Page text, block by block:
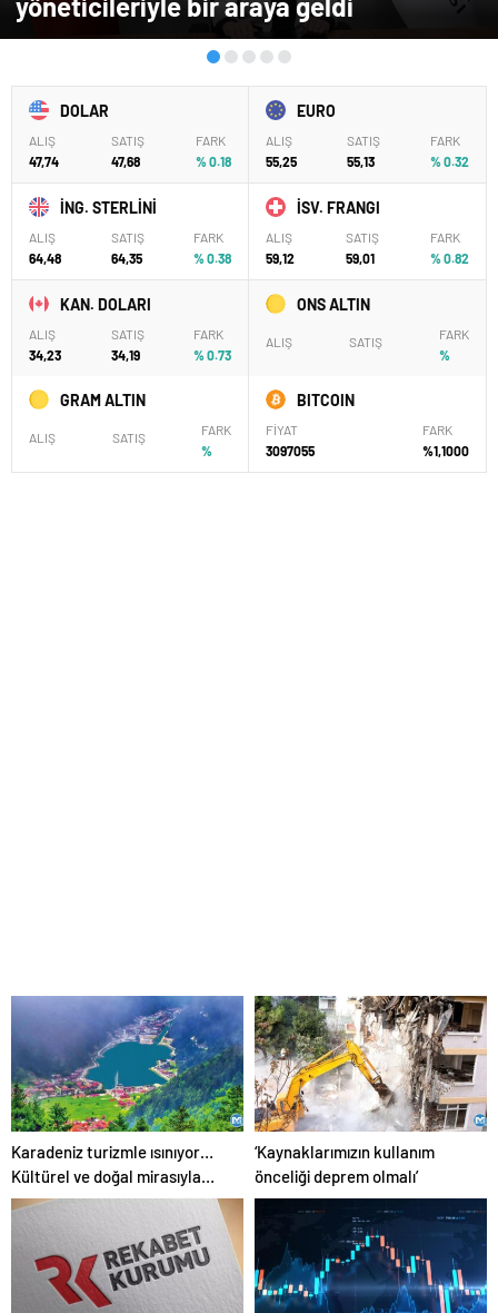
DOLAR
ALIŞ
47,74
SATIŞ
47,68
FARK
% 0.18
EURO
ALIŞ
55,25
SATIŞ
55,13
FARK
% 0.32
İNG. STERLİNİ
ALIŞ
64,48
SATIŞ
64,35
FARK
% 0.38
İSV. FRANGI
ALIŞ
59,12
SATIŞ
59,01
FARK
% 0.82
KAN. DOLARI
ALIŞ
34,23
SATIŞ
34,19
FARK
% 0.73
ONS ALTIN
ALIŞ SATIŞ
FARK
%
GRAM ALTIN
ALIŞ SATIŞ
FARK
%
BITCOIN
FİYAT
3097055
FARK
%1,1000
Karadeniz turizmle ısınıyor…
Kültürel ve doğal mirasıyla
özellikle Ortadoğulu
konumunda
‘Kaynaklarımızın kullanım
önceliği deprem olmalı’